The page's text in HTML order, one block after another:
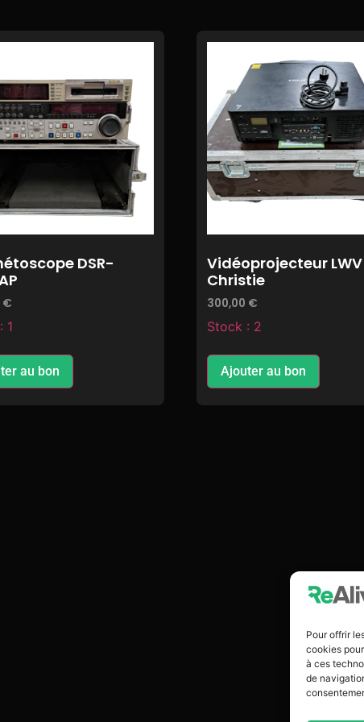
Pour offrir
cookies
à ces
de
DSR-
€
1
au bon
Vidéoprojecteur LWV
Christie
300,00 €
Stock : 2
Ajouter au bon